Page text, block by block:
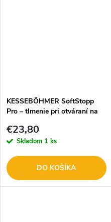
KESSEBÖHMER SoftStopp
Pro – tlmenie pri otváraní na
4243.9005
€23,80
Skladom 1 ks
DO KOŠÍKA